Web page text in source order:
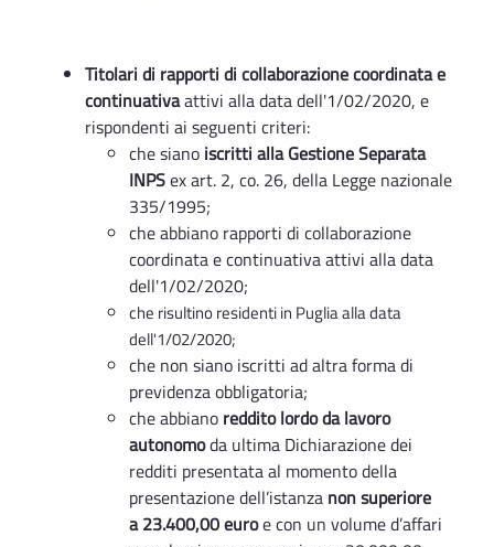
Titolari di rapporti di collaborazione coordinata e
continuativaattivi alla data dell'1/02/2020, e
rispondenti ai seguenti criteri:
che siano iscritti alla Gestione Separata
INPSex art. 2, co. 26, della Legge nazionale
335/1995;
che abbiano rapporti di collaborazione
coordinata e continuativa attivi alla data
dell'1/02/2020;
che risultino residenti in Puglia alla data
dell'1/02/2020;
che non siano iscritti ad altra forma di
previdenza obbligatoria;
che abbiano reddito lordo da lavoro
autonomoda ultima Dichiarazione dei
redditi presentata al momento della
presentazione dell’istanza non superiore
a 23.400,00 euroe con un volume d’affari